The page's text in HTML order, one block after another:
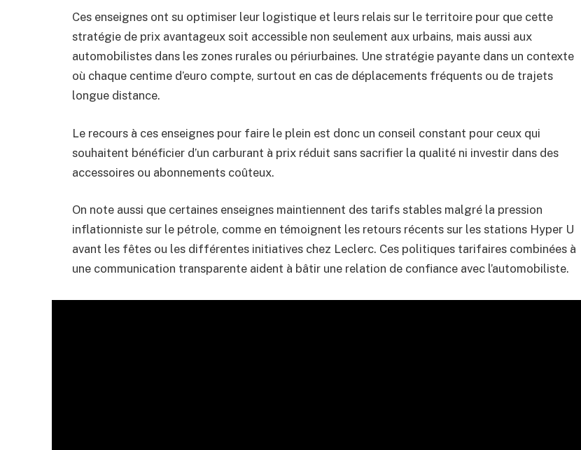
Ces enseignes ont su optimiser leur logistique et leurs relais sur le territoire pour que cette
stratégie de prix avantageux soit accessible non seulement aux urbains, mais aussi aux
automobilistes dans les zones rurales ou périurbaines. Une stratégie payante dans un contexte
où chaque centime d’euro compte, surtout en cas de déplacements fréquents ou de trajets
longue distance.
Le recours à ces enseignes pour faire le plein est donc un conseil constant pour ceux qui
souhaitent bénéficier d’un carburant à prix réduit sans sacrifier la qualité ni investir dans des
accessoires ou abonnements coûteux.
On note aussi que certaines enseignes maintiennent des tarifs stables malgré la pression
inflationniste sur le pétrole, comme en témoignent les retours récents sur les stations Hyper U
avant les fêtes ou les différentes initiatives chez Leclerc. Ces politiques tarifaires combinées à
une communication transparente aident à bâtir une relation de confiance avec l’automobiliste.